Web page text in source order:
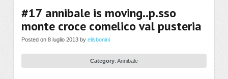
#17 annibale is moving..p.sso
monte croce comelico val pusteria
Posted on 8 luglio 2013 by elisbonini
Category: Annibale